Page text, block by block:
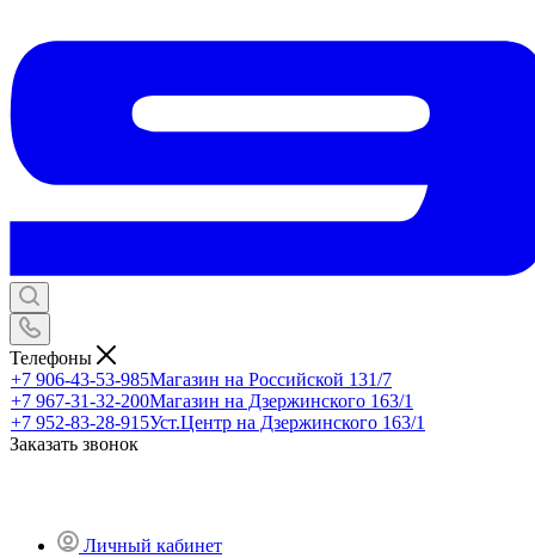
Телефоны
+7 906-43-53-985Магазин на Российской 131/7
+7 967-31-32-200Магазин на Дзержинского 163/1
+7 952-83-28-915Уст.Центр на Дзержинского 163/1
Заказать звонок
Личный кабинет